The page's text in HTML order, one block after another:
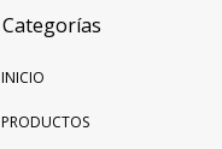
Categorías
INICIO
PRODUCTOS